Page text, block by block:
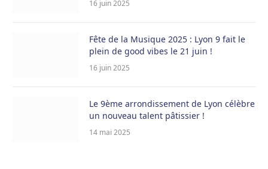
16 juin 2025
Fête de la Musique 2025 : Lyon 9 fait le
plein de good vibes le 21 juin !
16 juin 2025
Le 9ème arrondissement de Lyon célèbre
un nouveau talent pâtissier !
14 mai 2025